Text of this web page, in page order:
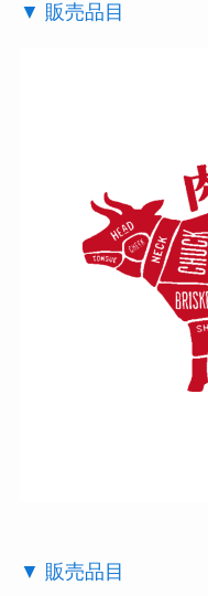
▼ 販売品目
▼ 販売品目